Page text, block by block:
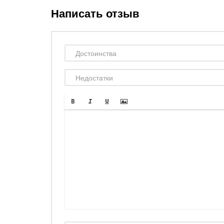
грамотная подача материала с
было сложно ломать наработанную схему
Давно веду свой бизнес, но с таким обучением не
материала, так и по разъяснению. «Академия
обороты продаж начали расти и спустя 4
наработанную схему, но я переступила через
Написать отзыв